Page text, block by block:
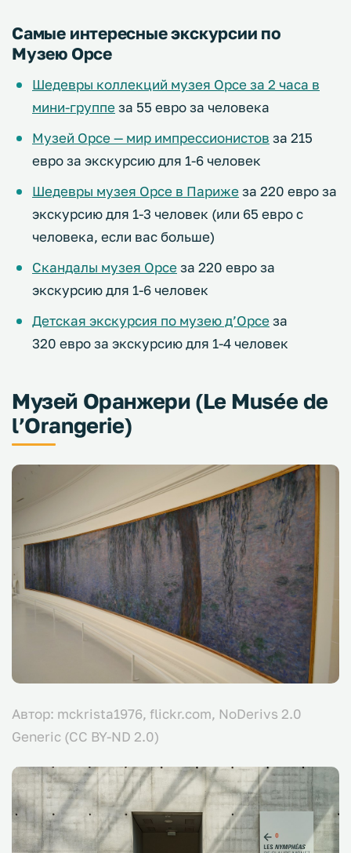
Самые интересные экскурсии по
Музею Орсе
Шедевры коллекций музея Орсе за 2 часа в
мини-группе за 55 евро за человека
Музей Орсе — мир импрессионистов за 215
евро за экскурсию для 1-6 человек
Шедевры музея Орсе в Париже за 220 евро за
экскурсию для 1-3 человек (или 65 евро с
человека, если вас больше)
Скандалы музея Орсе за 220 евро за
экскурсию для 1-6 человек
Детская экскурсия по музею д’Орсе за
320 евро за экскурсию для 1-4 человек
Музей Оранжери (Le Musée de
l’Orangerie)
Автор: mckrista1976, flickr.com, NoDerivs 2.0
Generic (CC BY-ND 2.0)